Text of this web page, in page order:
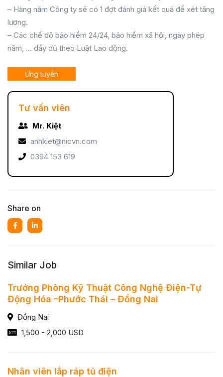
– Hàng năm Công ty sẽ có 1 đợt đánh giá kết quả để xét tăng
lương.
– Các chế độ bảo hiểm 24/24, bảo hiểm xã hội, ngày phép
năm, … đầy đủ theo Luật Lao động.
Ứng tuyển
Tư vấn viên
Mr. Kiệt
anhkiet@nicvn.com
0394 153 619
Share on
Similar Job
Trưởng Phòng Kỹ Thuật Công Nghệ Điện-Tự
Động Hóa –Phước Thái – Đồng Nai
Đồng Nai
1,500 - 2,000 USD
Nhân viên lắp ráp tủ điện